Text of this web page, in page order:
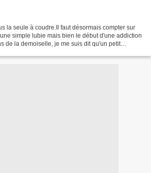
la seule à coudre.Il faut désormais compter sur
simple lubie mais bien le début d'une addiction
de la demoiselle, je me suis dit qu'un petit